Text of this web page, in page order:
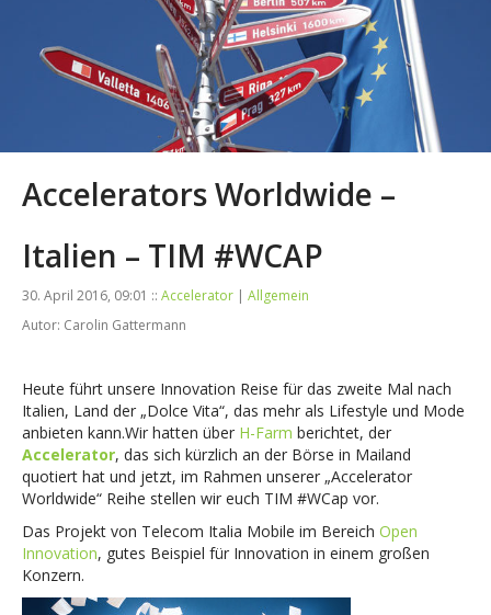
Accelerators Worldwide –
Italien – TIM #WCAP
30. April 2016, 09:01 :: Accelerator | Allgemein
Autor: Carolin Gattermann
Heute führt unsere Innovation Reise für das zweite Mal nach
Italien, Land der „Dolce Vita“, das mehr als Lifestyle und Mode
anbieten kann.Wir hatten über H-Farm berichtet, der
Accelerator, das sich kürzlich an der Börse in Mailand
quotiert hat und jetzt, im Rahmen unserer „Accelerator
Worldwide“ Reihe stellen wir euch TIM #WCap vor.
Das Projekt von Telecom Italia Mobile im Bereich Open
Innovation, gutes Beispiel für Innovation in einem großen
Konzern.